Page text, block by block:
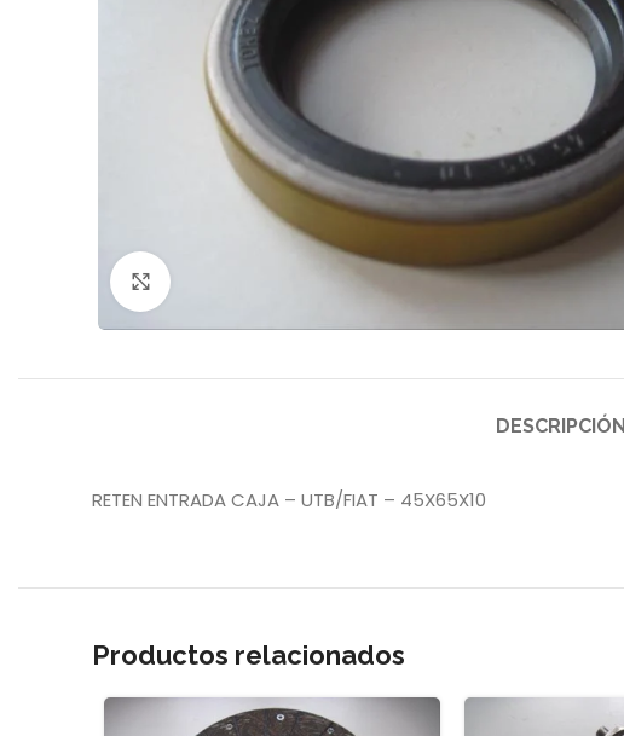
DESCRIPCIÓN
RETEN ENTRADA CAJA – UTB/FIAT – 45X65X10
Productos relacionados